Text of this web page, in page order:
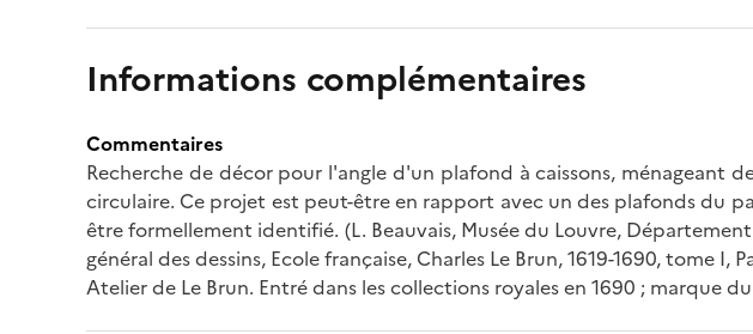
Informations complémentaires
Commentaires
Recherche de décor pour l'angle d'un plafond à caissons, ménageant
circulaire. Ce projet est peut-être en rapport avec un des plafonds du
être formellement identifié. (L. Beauvais, Musée du Louvre,
général des dessins, Ecole française, Charles Le Brun, 1619-1690, tome I,
Atelier de Le Brun. Entré dans les collections royales en 1690 ; marque